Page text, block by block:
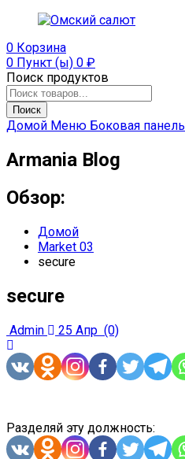
0 Корзина
0 Пункт (ы) 0 ₽
Поиск продуктов
Поиск
Домой Меню Боковая панель
Armania Blog
Обзор:
Домой
Market 03
secure
secure
Admin 25 Апр (0)
Разделяй эту должность: